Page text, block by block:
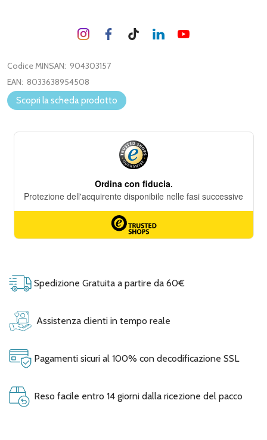
Codice MINSAN: 904303157
EAN: 8033638954508
Scopri la scheda prodotto
Spedizione Gratuita a partire da 60€
Assistenza clienti in tempo reale
Pagamenti sicuri al 100% con decodificazione SSL
Reso facile entro 14 giorni dalla ricezione del pacco